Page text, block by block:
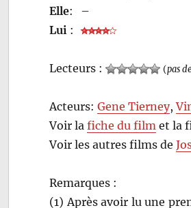
Elle:
–
Lui :
Lecteurs : (pas
Acteurs:Gene Tierney,
Voir lafiche du film et la
Voir les autres films de
Remarques :
(1) Après avoir lu une